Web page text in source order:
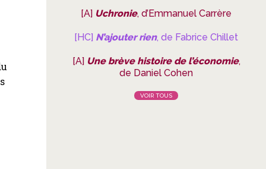
[A] Uchronie, d’Emmanuel Carrère
[HC] N’ajouter rien, de Fabrice Chillet
[A] Une brève histoire de l’économie,
de Daniel Cohen
VOIR TOUS